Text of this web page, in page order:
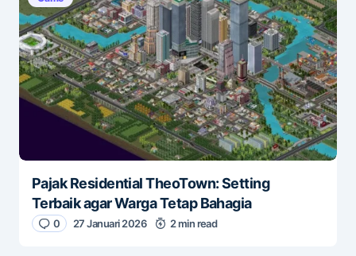
Pajak Residential TheoTown: Setting
Terbaik agar Warga Tetap Bahagia
0 27 Januari 2026 2 min read